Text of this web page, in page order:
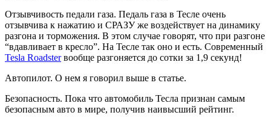
Отзывчивость педали газа. Педаль газа в Тесле очень
отзывчива к нажатию и СРАЗУ же воздействует на динамику
разгона и торможения. В этом случае говорят, что при разгоне
“вдавливает в кресло”. На Тесле так оно и есть. Современный
Tesla Roadsterвообще разгоняется до сотки за 1,9 секунд!
Автопилот. О нем я говорил выше в статье.
Безопасность. Пока что автомобиль Тесла признан самым
безопасным авто в мире, получив наивысший рейтинг.